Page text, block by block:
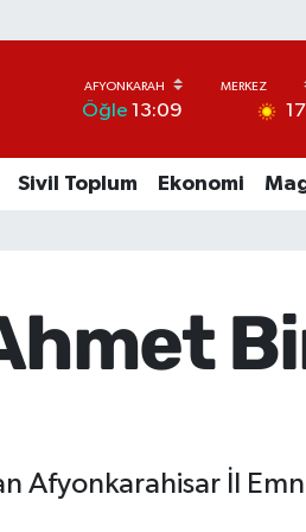
Öğle 13:09 17
Sivil Toplum Ekonomi
Afyonkarahisar İl